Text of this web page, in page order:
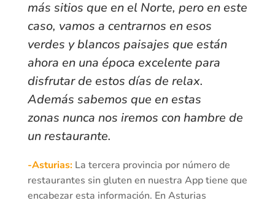
más sitios que en el Norte, pero en este
caso, vamos a centrarnos en esos
verdes y blancos paisajes que están
ahora en una época excelente para
disfrutar de estos días de relax.
Además sabemos que en estas
zonas nunca nos iremos con hambre de
un restaurante.
-Asturias: La tercera provincia por número de
restaurantes sin gluten en nuestra App tiene que
encabezar esta información. En Asturias